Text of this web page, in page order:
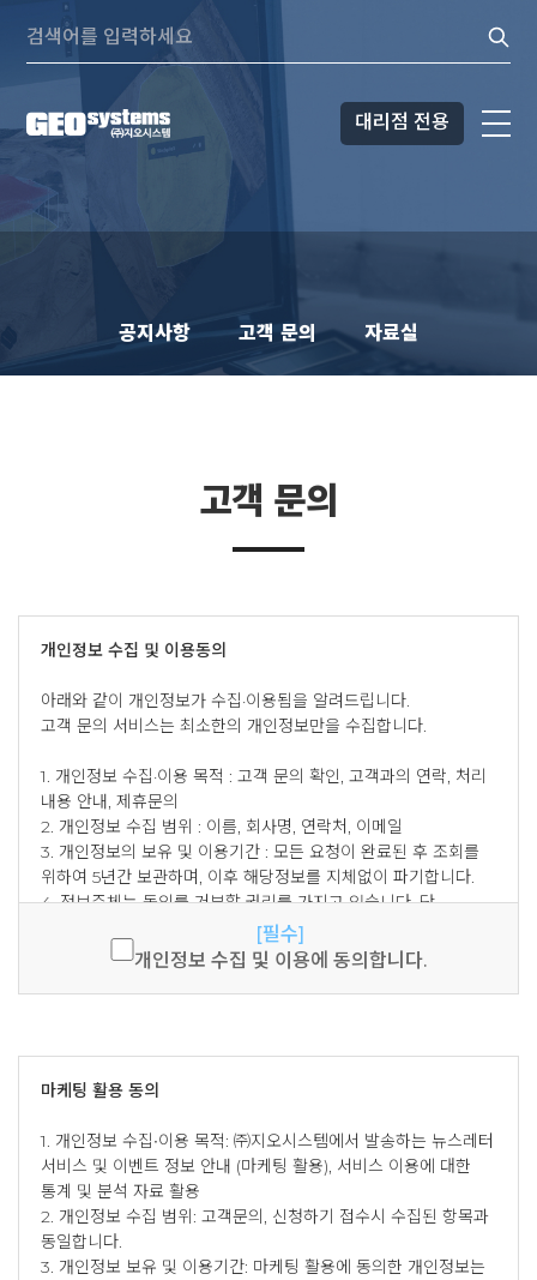
콘텐츠로
바로가기
Search:
대리점 전용
공지사항 고객 문의 자료실
고객 문의
알려드립니다. 고객 문의 서비스는 최소한의 개인정보만을
연락, 처리 내용 안내, 제휴문의 2. 개인정보 수집 범위 : 이름, 회사명,
연락처, 이메일 3. 개인정보의 보유 및 이용기간 : 모든 요청이 완료된
파기합니다. 4. 정보주체는 동의를 거부할 권리를 가지고 있습니다.
단 동의하지 않으면 서비스를 이용할 수 없습니다.
개인정보 수집 및 이용동의
아래와 같이 개인정보가 수집·이용됨을 알려드립니다.
고객 문의 서비스는 최소한의 개인정보만을 수집합니다.
1. 개인정보 수집·이용 목적 : 고객 문의 확인, 고객과의 연락, 처리
내용 안내, 제휴문의
2. 개인정보 수집 범위 : 이름, 회사명, 연락처, 이메일
3. 개인정보의 보유 및 이용기간 : 모든 요청이 완료된 후 조회를
위하여 5년간 보관하며, 이후 해당정보를 지체없이 파기합니다.
4. 정보주체는 동의를 거부할 권리를 가지고 있습니다. 단
동의하지 않으면 서비스를 이용할 수 없습니다.
[필수]
개인정보 수집 및 이용에 동의합니다.
마케팅 활용 동의
1. 개인정보 수집∙이용 목적: ㈜지오시스템에서 발송하는 뉴스레터
서비스 및 이벤트 정보 안내 (마케팅 활용), 서비스 이용에 대한
통계 및 분석 자료 활용
2. 개인정보 수집 범위: 고객문의, 신청하기 접수시 수집된 항목과
동일합니다.
3. 개인정보 보유 및 이용기간: 마케팅 활용에 동의한 개인정보는